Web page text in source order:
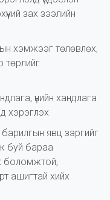
зах зээлийн
хэмжээг төлөвлөх,
төрлийг
үнийн хандлага
хэрэглэх
явц зэргийг
буй бараа
боломжтой,
ашигтай хийх